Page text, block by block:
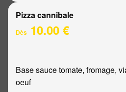
Pizza cannibale
Dès 10.00 €
Base sauce tomate, fromage,
oeuf